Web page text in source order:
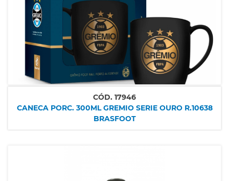
CÓD. 17946
CANECA PORC. 300ML GREMIO SERIE OURO R.10638
BRASFOOT